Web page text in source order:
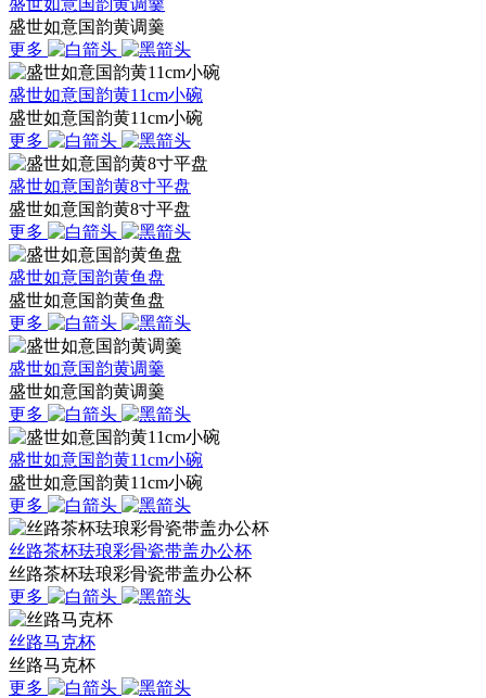
盛世如意国韵黄调羹
盛世如意国韵黄调羹
更多
盛世如意国韵黄11cm小碗
盛世如意国韵黄11cm小碗
更多
盛世如意国韵黄8寸平盘
盛世如意国韵黄8寸平盘
更多
盛世如意国韵黄鱼盘
盛世如意国韵黄鱼盘
更多
盛世如意国韵黄调羹
盛世如意国韵黄调羹
更多
盛世如意国韵黄11cm小碗
盛世如意国韵黄11cm小碗
更多
丝路茶杯珐琅彩骨瓷带盖办公杯
丝路茶杯珐琅彩骨瓷带盖办公杯
更多
丝路马克杯
丝路马克杯
更多